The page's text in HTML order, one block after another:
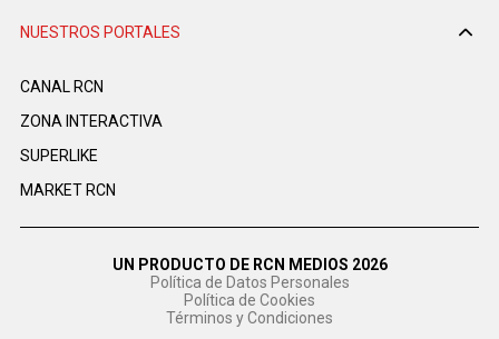
NUESTROS PORTALES
CANAL RCN
ZONA INTERACTIVA
SUPERLIKE
MARKET RCN
UN PRODUCTO DE RCN MEDIOS 2026
Política de Datos Personales
Política de Cookies
Términos y Condiciones